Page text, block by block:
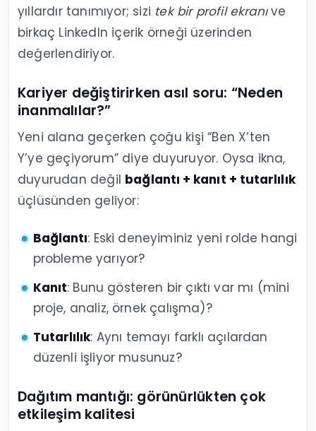
yıllardır tanımıyor; sizi tek bir profil ekranıve
birkaç LinkedIn içerik örneği üzerinden
değerlendiriyor.
Kariyer değiştirirken asıl soru: “Neden
inanmalılar?”
Yeni alana geçerken çoğu kişi “Ben X’ten
Y’ye geçiyorum” diye duyuruyor. Oysa ikna,
duyurudan değil bağlantı + kanıt + tutarlılık
üçlüsünden geliyor:
Bağlantı: Eski deneyiminiz yeni rolde hangi
probleme yarıyor?
Kanıt: Bunu gösteren bir çıktı var mı (mini
proje, analiz, örnek çalışma)?
Tutarlılık: Aynı temayı farklı açılardan
düzenli işliyor musunuz?
Dağıtım mantığı: görünürlükten çok
etkileşim kalitesi